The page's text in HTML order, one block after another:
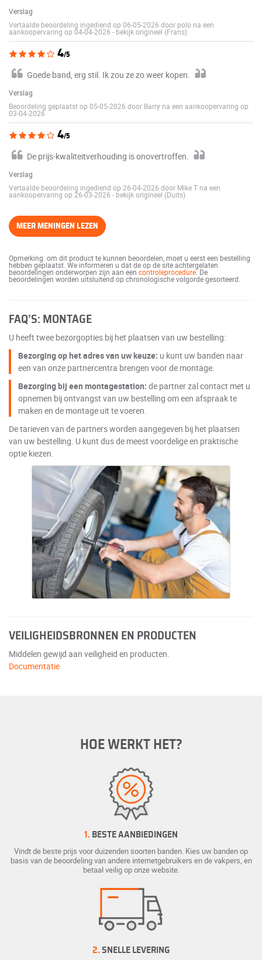
Verslag
Vertaalde beoordeling ingediend op 06-05-2026 door polo na een
aankoopervaring op 04-04-2026 - bekijk origineel (Frans)
4/5
Goede band, erg stil. Ik zou ze zo weer kopen.
Verslag
Beoordeling geplaatst op 05-05-2026 door Barry na een aankoopervaring op
03-04-2026
4/5
De prijs-kwaliteitverhouding is onovertroffen.
Verslag
Vertaalde beoordeling ingediend op 26-04-2026 door Mike T na een
aankoopervaring op 26-03-2026 - bekijk origineel (Duits)
MEER MENINGEN LEZEN
Opmerking: om dit product te kunnen beoordelen, moet u eerst een bestelling
hebben geplaatst. We informeren u dat de op de site achtergelaten
beoordelingen onderworpen zijn aan een controleprocedure. De
beoordelingen worden uitsluitend op chronologische volgorde gesorteerd.
FAQ’S: MONTAGE
U heeft twee bezorgopties bij het plaatsen van uw bestelling:
Bezorging op het adres van uw keuze: u kunt uw banden naar
een van onze partnercentra brengen voor de montage.
Bezorging bij een montagestation: de partner zal contact met u
opnemen bij ontvangst van uw bestelling om een afspraak te
maken en de montage uit te voeren.
De tarieven van de partners worden aangegeven bij het plaatsen
van uw bestelling. U kunt dus de meest voordelige en praktische
optie kiezen.
VEILIGHEIDSBRONNEN EN PRODUCTEN
Middelen gewijd aan veiligheid en producten.
Documentatie
HOE WERKT HET?
1. BESTE AANBIEDINGEN
Vindt de beste prijs voor duizenden soorten banden. Kies uw banden op
basis van de beoordeling van andere internetgebruikers en de vakpers, en
betaal veilig op onze website.
2. SNELLE LEVERING